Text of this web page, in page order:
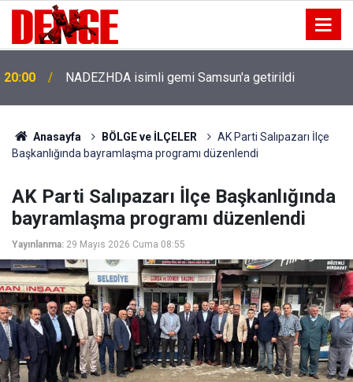
20:00 NADEZHDA isimli gemi Samsun'a getirildi
Anasayfa BÖLGE ve İLÇELER
AK Parti Salıpazarı İlçe
Başkanlığında bayramlaşma programı düzenlendi
AK Parti Salıpazarı İlçe Başkanlığında
bayramlaşma programı düzenlendi
Yayınlanma: 29 Mayıs 2026 Cuma 08:55